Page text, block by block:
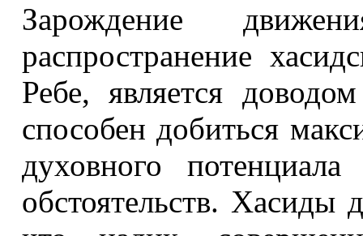
Зарождение
распространение
Ребе, является
способен добиться
духовного
обстоятельств. Хасиды